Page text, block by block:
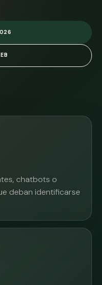
chatbots o
deban identificarse